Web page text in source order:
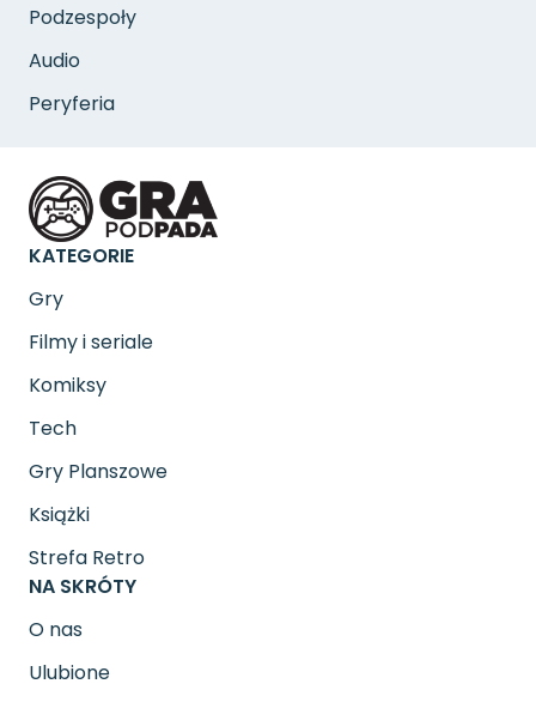
Podzespoły
Audio
Peryferia
KATEGORIE
Gry
Filmy i seriale
Komiksy
Tech
Gry Planszowe
Książki
Strefa Retro
NA SKRÓTY
O nas
Ulubione